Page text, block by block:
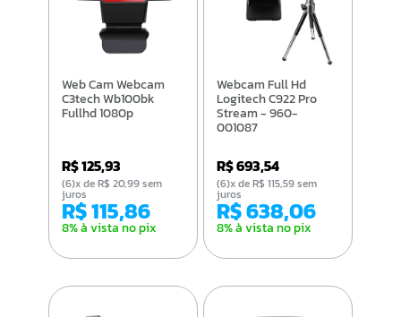
Web Cam Webcam
C3tech Wb100bk
Fullhd 1080p
R$ 125,93
R$ 115,86
8% à vista no pix
(6)x de R$ 20,99 sem
juros
Webcam Full Hd
Logitech C922 Pro
Stream - 960-
001087
R$ 693,54
R$ 638,06
8% à vista no pix
(6)x de R$ 115,59 sem
juros